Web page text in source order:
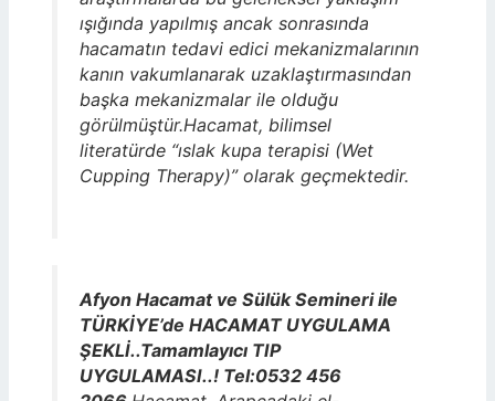
ışığında yapılmış ancak sonrasında
hacamatın tedavi edici mekanizmalarının
kanın vakumlanarak uzaklaştırmasından
başka mekanizmalar ile olduğu
görülmüştür.Hacamat, bilimsel
literatürde “ıslak kupa terapisi (Wet
Cupping Therapy)” olarak geçmektedir.
Afyon Hacamat ve Sülük Semineri ile
TÜRKİYE’de HACAMAT UYGULAMA
ŞEKLİ..Tamamlayıcı TIP
UYGULAMASI..! Tel:0532 456